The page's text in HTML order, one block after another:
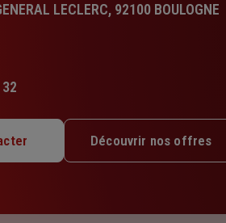
LECLERC, 92100 BOULOGNE
– 12h30 / 14h – 14h30
– 12h30
– 12h30 / 14h – 17h30
Découvrir nos offres